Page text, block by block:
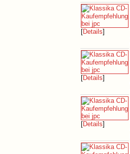
[Details]
[Details]
[Details]